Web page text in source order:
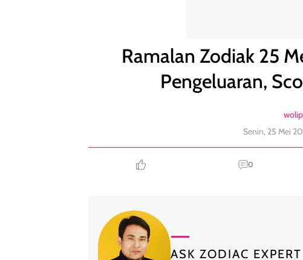
Ramalan Zodiak 25
Pengeluaran,
Senin, 25 Mei
0
ASK ZODIAC EXPERT